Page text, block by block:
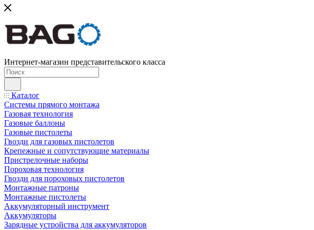
Интернет-магазин представительского класса
Каталог
Системы прямого монтажа
Газовая технология
Газовые баллоны
Газовые пистолеты
Гвозди для газовых пистолетов
Крепежные и сопутствующие материалы
Пристрелочные наборы
Пороховая технология
Гвозди для пороховых пистолетов
Монтажные патроны
Монтажные пистолеты
Аккумуляторный инструмент
Аккумуляторы
Зарядные устройства для аккумуляторов